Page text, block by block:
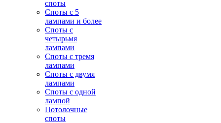
споты
Споты с 5
лампами и более
Споты с
четырьмя
лампами
Споты с тремя
лампами
Споты с двумя
лампами
Споты с одной
лампой
Потолочные
споты